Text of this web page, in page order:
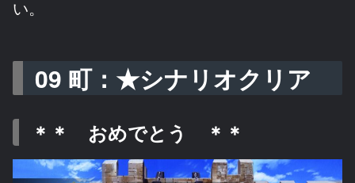
い。
09 町：★シナリオクリア
＊＊ おめでとう ＊＊